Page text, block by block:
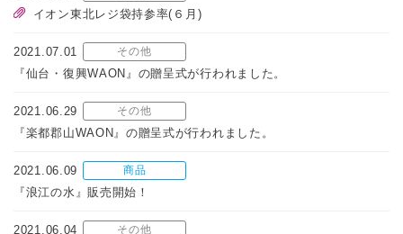
イオン東北レジ袋持参率(６月)
2021.07.01 その他
『仙台・復興WAON』の贈呈式が行われました。
2021.06.29 その他
『楽都郡山WAON』の贈呈式が行われました。
2021.06.09 商品
『浪江の水』販売開始！
2021.06.04 その他